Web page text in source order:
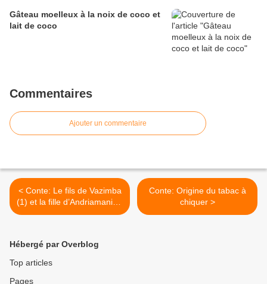
Gâteau moelleux à la noix de coco et
lait de coco
Commentaires
Ajouter un commentaire
< Conte: Le fils de Vazimba
(1) et la fille d’Andriamanitra
(2)
Conte: Origine du tabac à
chiquer >
Hébergé par Overblog
Top articles
Pages